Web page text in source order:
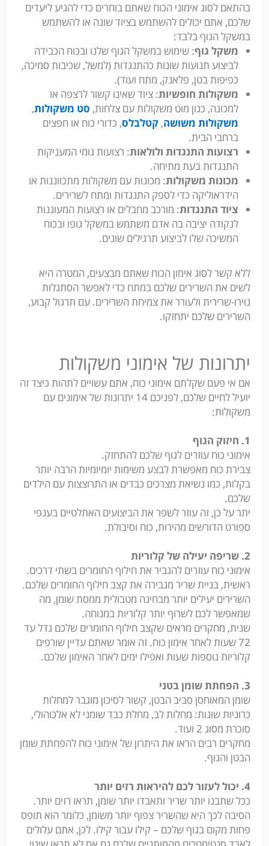
בהתאם לסוג אימוני הכוח שאתם בוחרים כדי להגיע ליעדים
שלכם, אתם יכולים להשתמש בציוד שונה או להשתמש
במשקל הגוף בלבד:
משקל גוף: שימוש במשקל הגוף שלנו ובכוח הכבידה
לביצוע תנועות שונות כהתנגדות (למשל, שכיבות סמיכה,
כפיפות בטן, פלאנק, מתח ועוד).
משקולות חופשיות: ציוד שאינו קשור לרצפה או
למכונה, כגון מוט משקולות עם צלחות, סט משקולות,
משקולות משושה, קטלבלס, כדורי כוח או חפצים
ברחבי הבית.
רצועות התנגדות ולולאות: רצועות גומי המעניקות
התנגדות בעת מתיחה.
מכונות משקולות: מכונות עם משקולות מתכווננות או
הידראוליקה כדי לספק התנגדות ומתח לשרירים.
ציוד התנגדות: מורכב מחבלים או רצועות המעוגנות
לנקודה יציבה בה אדם משתמש במשקל גופו ובכוח
המשיכה שלו לביצוע תרגילים שונים.
ללא קשר לסוג אימון הכוח שאתם מבצעים, המטרה היא
לשים את השרירים שלכם במתח כדי לאפשר הסתגלות
נוירו-שרירית ולעורר את צמיחת השרירים. עם תרגול קבוע,
השרירים שלכם יתחזקו.
יתרונות של אימוני משקולות
אם אי פעם שקלתם אימוני כוח, אתם עשויים לתהות כיצד זה
יועיל לחיים שלכם, לפניכם 14 יתרונות של אימונים עם
משקולות:
1. חיזוק הגוף
אימוני כוח עוזרים לגוף שלכם להתחזק.
צבירת כוח מאפשרת לבצע משימות יומיומיות הרבה יותר
בקלות, כמו נשיאת מצרכים כבדים או התרוצצות עם הילדים
שלכם.
יתר על כן, זה עוזר לשפר את הביצועים האתלטיים בענפי
ספורט הדורשים מהירות, כוח וסיבולת.
2. שריפה יעילה של קלוריות
אימוני כוח עוזרים להגביר את חילוף החומרים בשתי דרכים.
ראשית, בניית שריר מגבירה את קצב חילוף החומרים שלכם.
השרירים יעילים יותר מבחינה מטבולית ממסת שומן, מה
שמאפשר לכם לשרוף יותר קלוריות במנוחה.
שנית, מחקרים מראים שקצב חילוף החומרים שלכם גדל עד
72 שעות לאחר אימון כוח. זה אומר שאתם עדיין שורפים
קלוריות נוספות שעות ואפילו ימים לאחר האימון שלכם.
3. הפחתת שומן בטני
שומן המאוחסן סביב הבטן, קשור לסיכון מוגבר למחלות
כרוניות שונות: מחלות לב, מחלת כבד שומני לא אלכוהולי,
סוכרת מסוג 2 ועוד.
מחקרים רבים הראו את היתרון של אימוני כוח להפחתת שומן
הבטן והגוף.
4. יכול לעזור לכם להיראות רזים יותר
ככל שתבנו יותר שריר ותאבדו יותר שומן, תראו רזים יותר.
הסיבה לכך היא שהשריר צפוף יותר משומן, כלומר הוא תופס
פחות מקום בגוף שלכם – קילו עבור קילו. לכן, אתם עלולים